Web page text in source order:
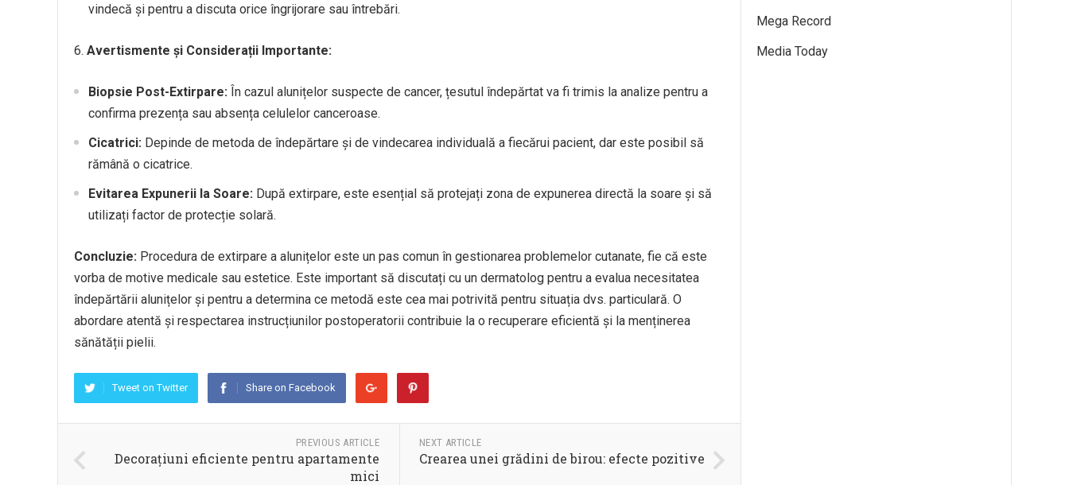
vindecă și pentru a discuta orice îngrijorare sau întrebări.
6. Avertismente și Considerații Importante:
Biopsie Post-Extirpare: În cazul alunițelor suspecte de cancer, țesutul îndepărtat va fi trimis la analize pentru a
confirma prezența sau absența celulelor canceroase.
Cicatrici: Depinde de metoda de îndepărtare și de vindecarea individuală a fiecărui pacient, dar este posibil să
rămână o cicatrice.
Evitarea Expunerii la Soare: După extirpare, este esențial să protejați zona de expunerea directă la soare și să
utilizați factor de protecție solară.
Concluzie: Procedura de extirpare a alunițelor este un pas comun în gestionarea problemelor cutanate, fie că este
vorba de motive medicale sau estetice. Este important să discutați cu un dermatolog pentru a evalua necesitatea
îndepărtării alunițelor și pentru a determina ce metodă este cea mai potrivită pentru situația dvs. particulară. O
abordare atentă și respectarea instrucțiunilor postoperatorii contribuie la o recuperare eficientă și la menținerea
sănătății pielii.
Tweet on Twitter Share on Facebook
PREVIOUS ARTICLE
Decorațiuni eficiente pentru apartamente
mici
NEXT ARTICLE
Crearea unei grădini de birou: efecte pozitive
Mega Record
Media Today